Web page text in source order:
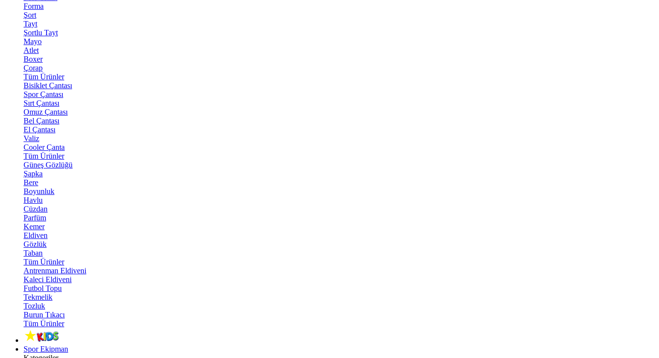
Forma
Şort
Tayt
Şortlu Tayt
Mayo
Atlet
Boxer
Çorap
Tüm Ürünler
Bisiklet Çantası
Spor Çantası
Sırt Çantası
Omuz Çantası
Bel Çantası
El Çantası
Valiz
Cooler Çanta
Tüm Ürünler
Güneş Gözlüğü
Şapka
Bere
Boyunluk
Havlu
Cüzdan
Parfüm
Kemer
Eldiven
Gözlük
Taban
Tüm Ürünler
Antrenman Eldiveni
Kaleci Eldiveni
Futbol Topu
Tekmelik
Tozluk
Burun Tıkacı
Tüm Ürünler
Spor Ekipman